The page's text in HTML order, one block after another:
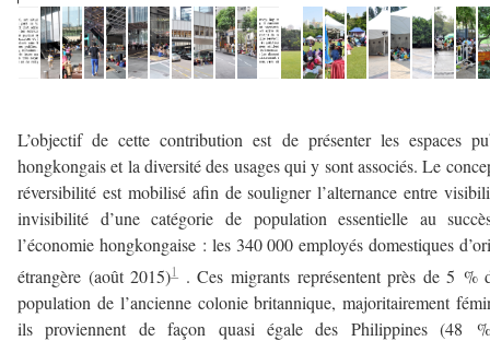
L’objectif de cette contribution est de présenter les espaces
hongkongais et la diversité des usages qui y sont associés. Le
réversibilité est mobilisé afin de souligner l’alternance entre
invisibilité d’une catégorie de population essentielle au
l’économie hongkongaise : les 340 000 employés domestiques
étrangère (août 2015)1 . Ces migrants représentent près de 5 %
population de l’ancienne colonie britannique, majoritairement
ils proviennent de façon quasi égale des Philippines (48